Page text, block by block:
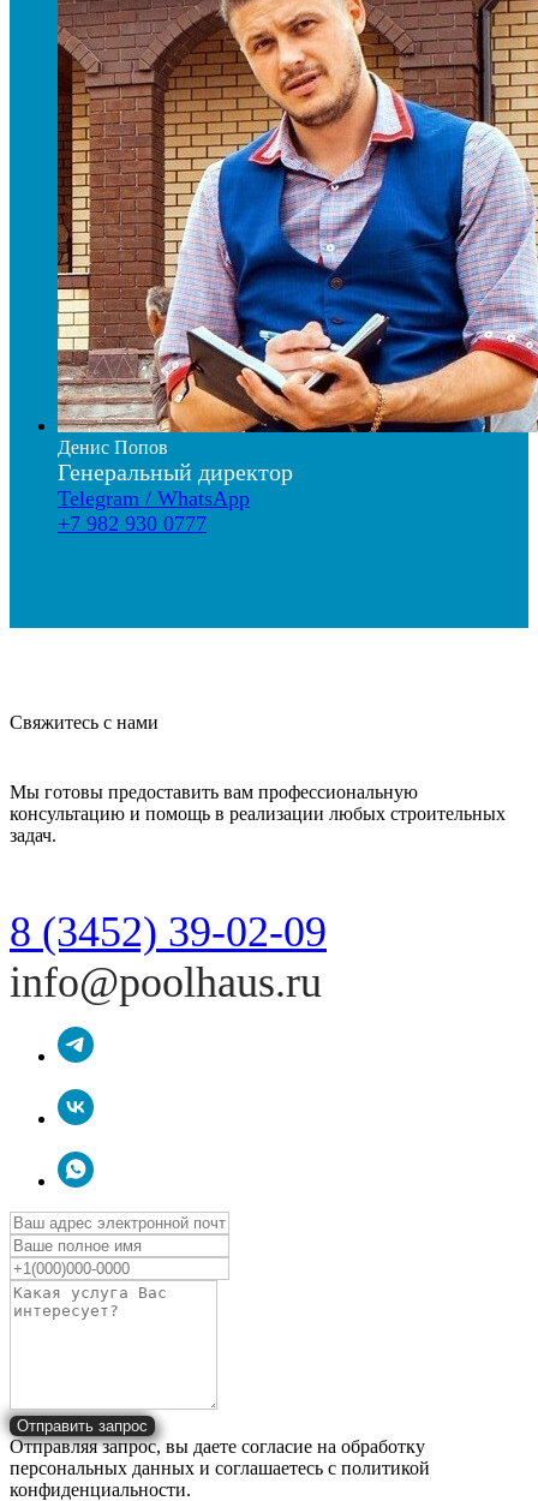
Денис Попов
Генеральный директор
Telegram / WhatsApp
+7 982 930 0777
Свяжитесь с нами
Мы готовы предоставить вам профессиональную
консультацию и помощь в реализации любых строительных
задач.
8 (3452) 39-02-09
info@poolhaus.ru
Отправить запрос
Отправляя запрос, вы даете согласие на обработку
персональных данных и соглашаетесь c политикой
конфиденциальности.